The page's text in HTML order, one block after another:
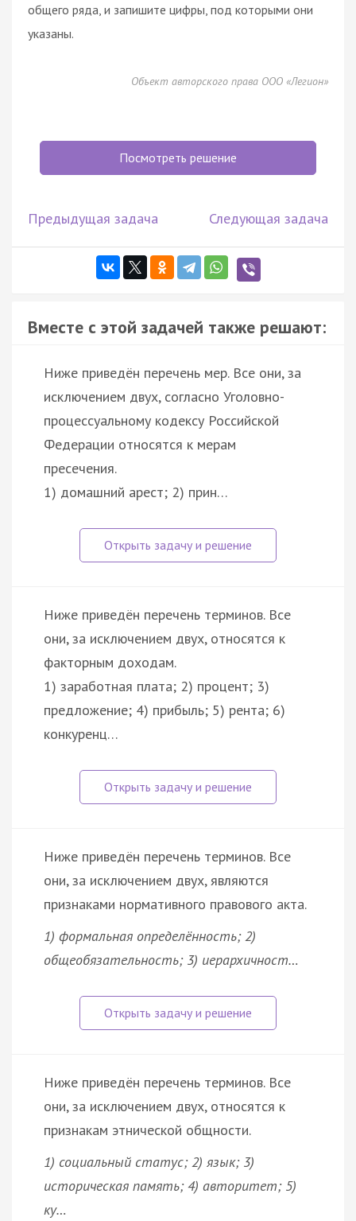
общего ряда, и запишите цифры, под которыми они
указаны.
Объект авторского права ООО «Легион»
Посмотреть решение
Предыдущая задача Следующая задача
Вместе с этой задачей также решают:
Ниже приведён перечень мер. Все они, за
исключением двух, согласно Уголовно-
процессуальному кодексу Российской
Федерации относятся к мерам
пресечения.
1) домашний арест; 2) прин…
Ниже приведён перечень терминов. Все
они, за исключением двух, относятся к
факторным доходам.
1) заработная плата; 2) процент; 3)
предложение; 4) прибыль; 5) рента; 6)
конкуренц…
Ниже приведён перечень терминов. Все
они, за исключением двух, являются
признаками нормативного правового акта.
1) формальная определённость; 2)
общеобязательность; 3) иерархичност…
Ниже приведён перечень терминов. Все
они, за исключением двух, относятся к
признакам этнической общности.
1) социальный статус; 2) язык; 3)
историческая память; 4) авторитет; 5)
ку…